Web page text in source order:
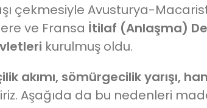
çekmesiyle Avusturya-
ve Fransa İtilaf (Anlaşma)
kurulmuş oldu.
akımı, sömürgecilik yarışı,
Aşağıda da bu nedenleri